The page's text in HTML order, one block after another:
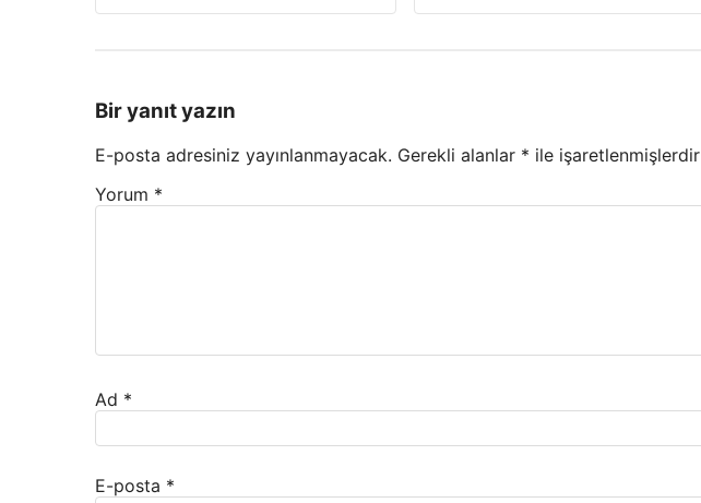
Bir yanıt yazın
E-posta adresiniz yayınlanmayacak. Gerekli alanlar * ile işaretlenmişlerdir
Yorum *
Ad *
E-posta *